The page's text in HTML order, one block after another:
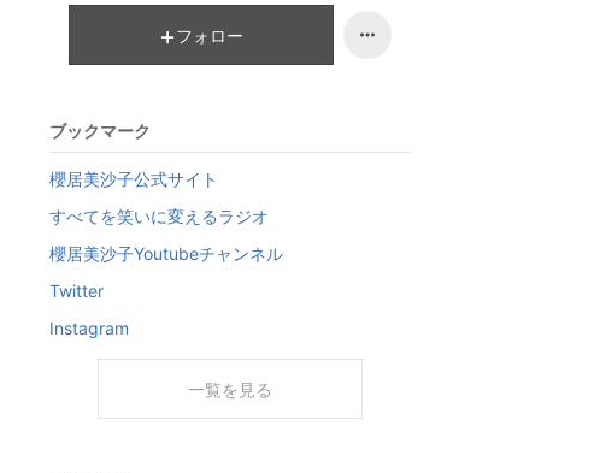
フォロー
ブックマーク
櫻居美沙子公式サイト
すべてを笑いに変えるラジオ
櫻居美沙子Youtubeチャンネル
Twitter
Instagram
一覧を見る